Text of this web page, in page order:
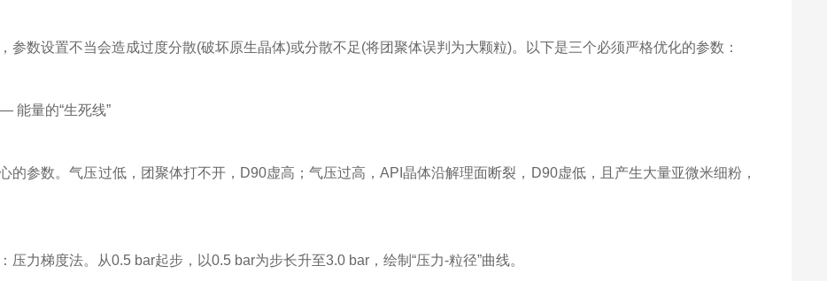
数设置不当会造成过度分散(破坏原生晶体)或分散不足(将团聚体误判为大颗粒)。以下是三个必须严格优化的参数：
量的“生死线”
参数。气压过低，团聚体打不开，D90虚高；气压过高，API晶体沿解理面断裂，D90虚低，且产生大量亚微米细粉，
力梯度法。从0.5 bar起步，以0.5 bar为步长升至3.0 bar，绘制“压力-粒径”曲线。